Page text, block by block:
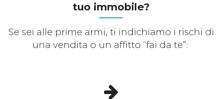
tuo immobile?
Se sei alle prime armi, ti indichiamo i rischi di
una vendita o un affitto “fai da te”: